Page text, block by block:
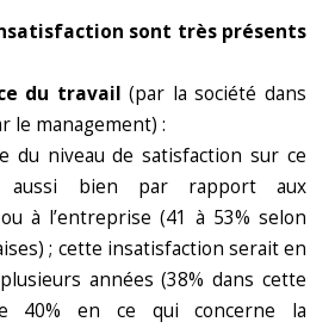
sont très présents
du travail (par la société dans
le management) :
du niveau de satisfaction sur ce
aussi bien par rapport aux
à l’entreprise (41 à 53% selon
; cette insatisfaction serait en
années (38% dans cette
40% en ce qui concerne la